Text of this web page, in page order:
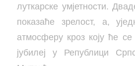
луткарске умјетности.
показаће зрелост, а,
атмосферу кроз коју ће се
јубилеј у Републици